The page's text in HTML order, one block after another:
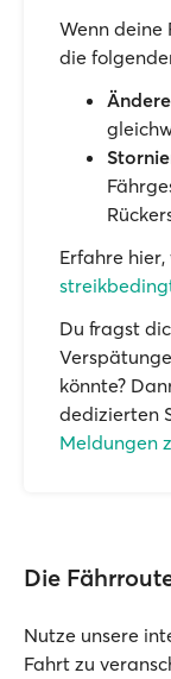
Wenn deine
die
Erfahre
Du fragst
könnte?
dedizierten
Meldungen
Die
Nutze unsere
Fahrt zu